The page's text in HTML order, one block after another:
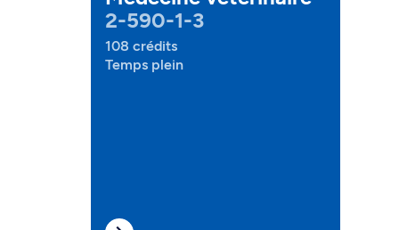
2-590-1-3
108 crédits
Temps plein